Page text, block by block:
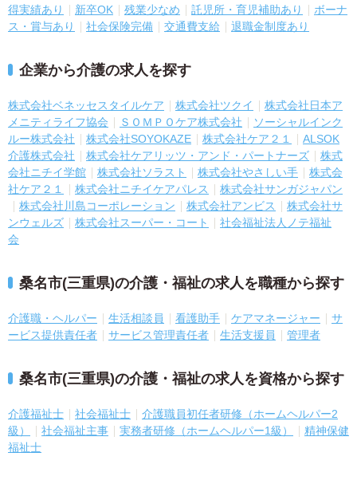
得実績あり 新卒OK 残業少なめ 託児所・育児補助あり
ボーナ
ス・賞与あり
社会保険完備 交通費支給 退職金制度あり
企業から介護の求人を探す
株式会社ベネッセスタイルケア 株式会社ツクイ
株式会社日本ア
メニティライフ協会
ＳＯＭＰＯケア株式会社
ソーシャルインク
ルー株式会社
株式会社SOYOKAZE 株式会社ケア２１
ALSOK
介護株式会社
株式会社ケアリッツ・アンド・パートナーズ
株式
会社ニチイ学館
株式会社ソラスト 株式会社やさしい手
株式会
社ケア２１
株式会社ニチイケアパレス
株式会社サンガジャパン
株式会社川島コーポレーション
株式会社アンビス
株式会社サ
ンウェルズ
株式会社スーパー・コート
社会福祉法人ノテ福祉
会
桑名市(三重県)の介護・福祉の求人を職種から探す
介護職・ヘルパー 生活相談員 看護助手 ケアマネージャー
サ
ービス提供責任者
サービス管理責任者 生活支援員 管理者
桑名市(三重県)の介護・福祉の求人を資格から探す
介護福祉士 社会福祉士
介護職員初任者研修（ホームヘルパー2
級）
社会福祉主事 実務者研修（ホームヘルパー1級）
精神保健
福祉士